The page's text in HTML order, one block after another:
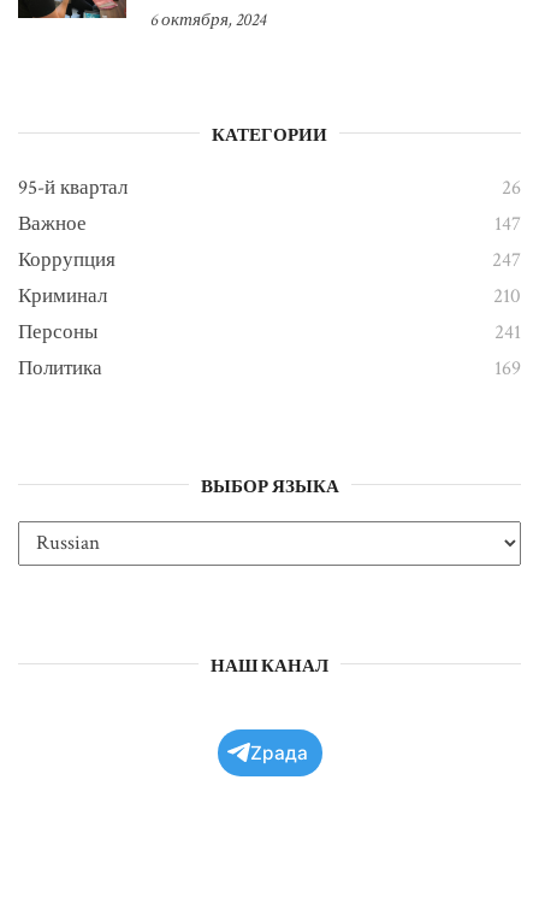
6 октября, 2024
КАТЕГОРИИ
95-й квартал
26
Важное
147
Коррупция
247
Криминал
210
Персоны
241
Политика
169
ВЫБОР ЯЗЫКА
НАШ КАНАЛ
Zрада